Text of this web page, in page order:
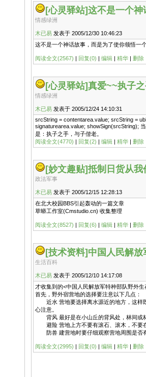
[心灵驿站]这不是一个神
情感绿洲
木已易 发表于 2005/12/30 10:46:23
这不是一个神话故事，而是为了使你领悟
阅读全文(2567) | 回复(0) | 编辑 | 精华 | 删除
[心灵驿站]真爱~~执子
情感绿洲
木已易 发表于 2005/12/24 14:10:31
srcString = contentarea.value; srcString =
signaturearea.value; showSign(srcString);
是：执子之手，与子偕老。
阅读全文(4770) | 回复(2) | 编辑 | 精华 | 删除
[妙文趣贴]抵制日货从
政法军事
木已易 发表于 2005/12/15 12:28:13
在北大校园BBS引起轰动的一篇文章
草蟒工作室(Cmstudio.cn) 收集整理
阅读全文(8527) | 回复(6) | 编辑 | 精华 | 删除
[技术资料] 中国人民解
生活百科
木已易 发表于 2005/12/10 14:17:08
才收集到的<中国人民解放军特种部队野外
首先，野外宿营地的选择要注意以下几点：
近水 营地要选择离水源近的地方，这样
心注意。
背风 最好是在小山丘的背风处，林间或
避险 营地上方不要有滚石、滚木，不要
防兽 建营地时要仔细观察营地周围是否
阅读全文(2995) | 回复(0) | 编辑 | 精华 | 删除